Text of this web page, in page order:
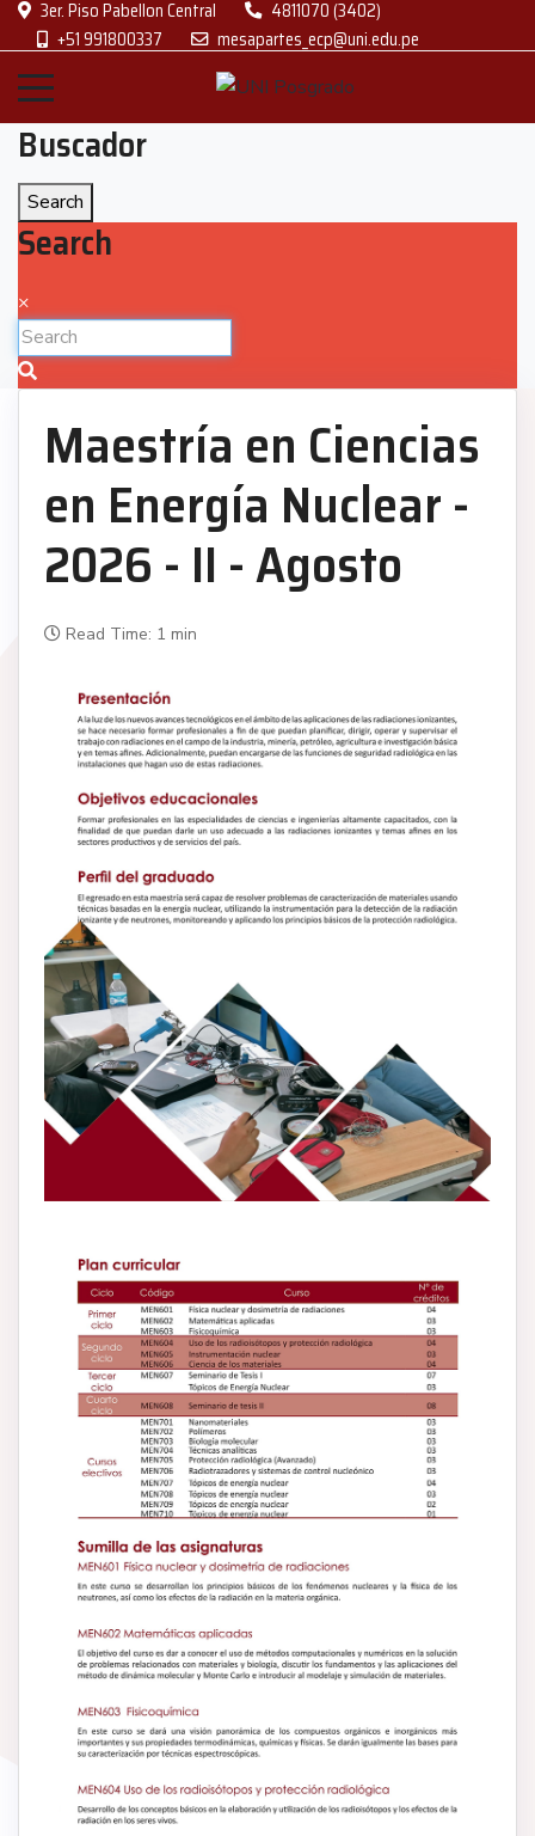
3er. Piso Pabellon Central
4811070 (3402)
+51 991800337
mesapartes_ecp@uni.edu.pe
Buscador
Search
Search
×
Maestría en Ciencias
en Energía Nuclear -
2026 - II - Agosto
Read Time: 1 min